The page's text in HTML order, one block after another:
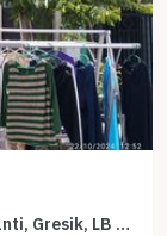
Rumah Minimalis Harga Ekonomis di Menganti, Gresik, LB 36m²